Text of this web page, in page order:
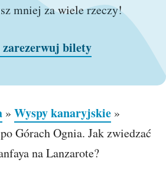
mniej za wiele rzeczy!
bilety
» Wyspy kanaryjskie »
Górach Ognia. Jak zwiedzać
na Lanzarote?